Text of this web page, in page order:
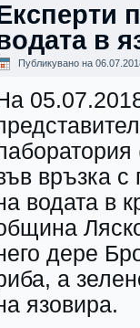
в
Публикувано на
връзка с
водата в
дере
а
язовира.